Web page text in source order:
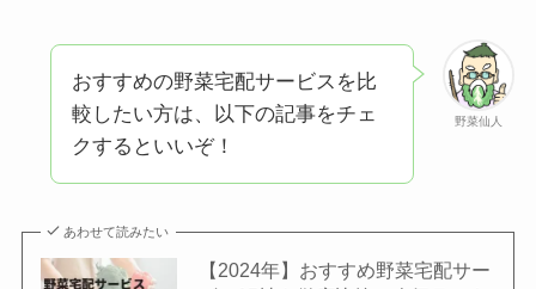
野菜仙人
おすすめの野菜宅配サービスを比
較したい方は、以下の記事をチェ
クするといいぞ！
あわせて読みたい
【2024年】おすすめ野菜宅配サー